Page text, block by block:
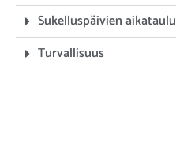
Sukelluspäivien aikataulu
Turvallisuus